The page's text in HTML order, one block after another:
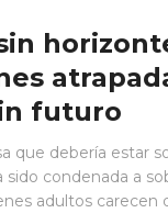
futuro
que debería estar
sido condenada a
adultos carecen